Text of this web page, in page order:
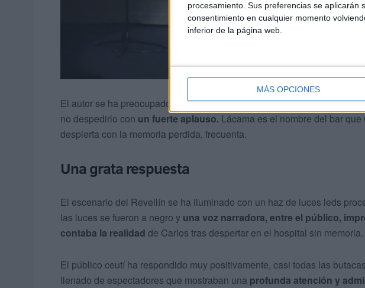
procesamiento. Sus preferencias se aplicarán
consentimiento en cualquier momento
inferior de la página web.
MÁS OPCIONES
El autor se ha preocupado por explicar la trama deLácamay ha
no despedirlo con un fuerte aplauso. Lácama es el nombre del bar
despierta con la memoria perdida, frecuenta.
Una grata respuesta
El escenario del Revellín se ha iluminado con un haz de luces leds
las luces se fueron a negro y una voz narradora, entre el público,
contaba la realidad de Carlos tras despertar en el hospital sin memoria.
El público ceutí ha respondido muy positivamente, casi todas las
llenado de espectadores que mostraban una profunda atención y